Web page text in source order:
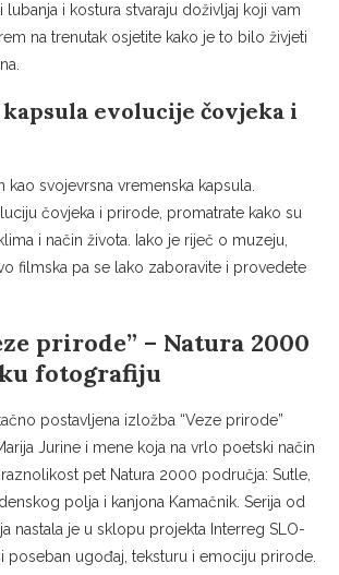
i kostura stvaraju doživljaj koji vam
na trenutak osjetite kako je to bilo živjeti
evolucije čovjeka i
kao svojevrsna vremenska kapsula.
čovjeka i prirode, promatrate kako su
i način života. Iako je riječ o muzeju,
filmska pa se lako zaboravite i provedete
prirode” – Natura 2000
fotografiju
postavljena izložba “Veze prirode”
Jurine i mene koja na vrlo poetski način
pet Natura 2000 područja: Sutle,
polja i kanjona Kamačnik. Serija od
nastala je u sklopu projekta Interreg SLO-
poseban ugođaj, teksturu i emociju prirode.